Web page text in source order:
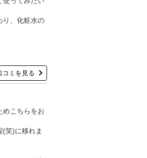
り、化粧水の
コミを見る
めこちらをお
(笑)に移れま